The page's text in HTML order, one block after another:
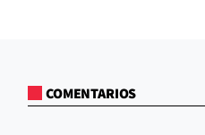
COMENTARIOS